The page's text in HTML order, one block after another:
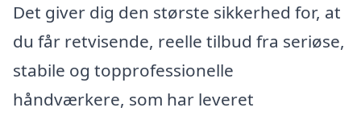
Det giver dig den største sikkerhed for, at
du får retvisende, reelle tilbud fra seriøse,
stabile og topprofessionelle
håndværkere, som har leveret